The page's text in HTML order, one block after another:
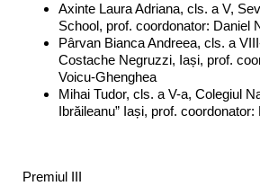
Axinte Laura Adriana, cls. a V,
School, prof. coordonator: Daniel
Pârvan Bianca Andreea, cls. a
Costache Negruzzi, Iași, prof.
Voicu-Ghenghea
Mihai Tudor, cls. a V-a, Colegiul
Ibrăileanu” Iași, prof.
Premiul III